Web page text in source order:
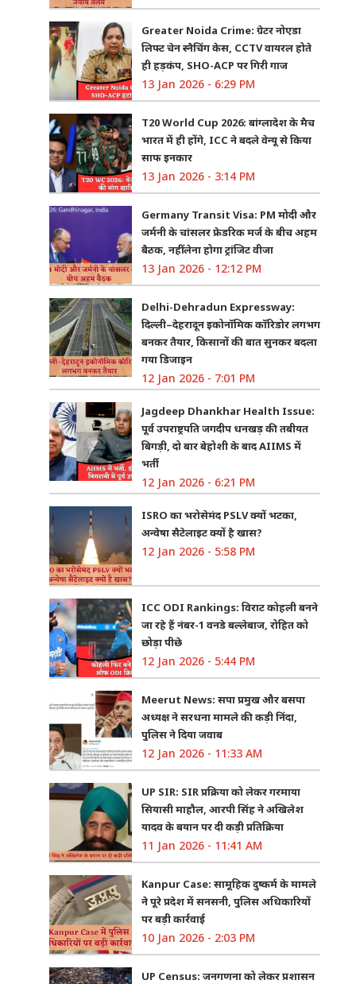
Greater Noida Crime: ग्रेटर नोएडा
लिफ्ट चेन स्नैचिंग केस, CCTV वायरल होते
ही हड़कंप, SHO-ACP पर गिरी गाज
13 Jan 2026 - 6:29 PM
T20 World Cup 2026: बांग्लादेश के मैच
भारत में ही होंगे, ICC ने बदले वेन्यू से किया
साफ इनकार
13 Jan 2026 - 3:14 PM
Germany Transit Visa: PM मोदी और
जर्मनी के चांसलर फ्रेडरिक मर्ज के बीच अहम
बैठक, नहीं लेना होगा ट्रांजिट वीजा
13 Jan 2026 - 12:12 PM
Delhi-Dehradun Expressway:
दिल्ली–देहरादून इकोनॉमिक कॉरिडोर लगभग
बनकर तैयार, किसानों की बात सुनकर बदला
गया डिजाइन
12 Jan 2026 - 7:01 PM
Jagdeep Dhankhar Health Issue:
पूर्व उपराष्ट्रपति जगदीप धनखड़ की तबीयत
बिगड़ी, दो बार बेहोशी के बाद AIIMS में
भर्ती
12 Jan 2026 - 6:21 PM
ISRO का भरोसेमंद PSLV क्यों भटका,
अन्वेषा सैटेलाइट क्यों है खास?
12 Jan 2026 - 5:58 PM
ICC ODI Rankings: विराट कोहली बनने
जा रहे हैं नंबर-1 वनडे बल्लेबाज, रोहित को
छोड़ा पीछे
12 Jan 2026 - 5:44 PM
Meerut News: सपा प्रमुख और बसपा
अध्यक्ष ने सरधना मामले की कड़ी निंदा,
पुलिस ने दिया जवाब
12 Jan 2026 - 11:33 AM
UP SIR: SIR प्रक्रिया को लेकर गरमाया
सियासी माहौल, आरपी सिंह ने अखिलेश
यादव के बयान पर दी कड़ी प्रतिक्रिया
11 Jan 2026 - 11:41 AM
Kanpur Case: सामूहिक दुष्कर्म के मामले
ने पूरे प्रदेश में सनसनी, पुलिस अधिकारियों
पर बड़ी कार्रवाई
10 Jan 2026 - 2:03 PM
UP Census: जनगणना को लेकर प्रशासन